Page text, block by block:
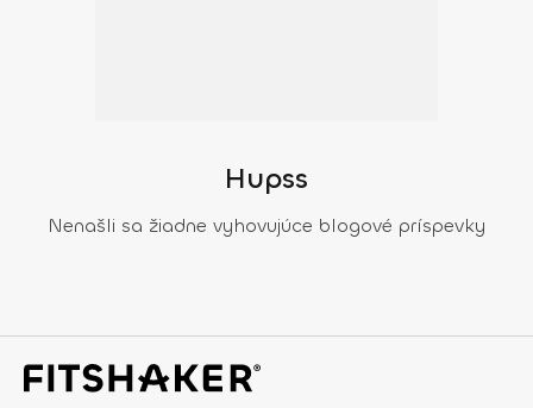
Hupss
Nenašli sa žiadne vyhovujúce blogové príspevky